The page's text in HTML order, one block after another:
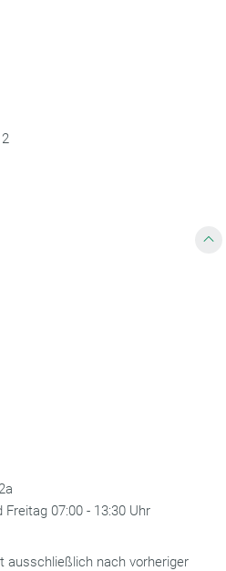
Freitag 07:00 - 13:30 Uhr
ausschließlich nach vorheriger